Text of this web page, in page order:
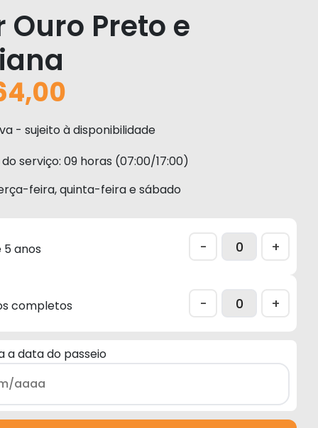
Ouro Preto e
- sujeito à disponibilidade
serviço: 09 horas (07:00/17:00)
feira, quinta-feira e sábado
5 anos
- +
completos
- +
a data do passeio